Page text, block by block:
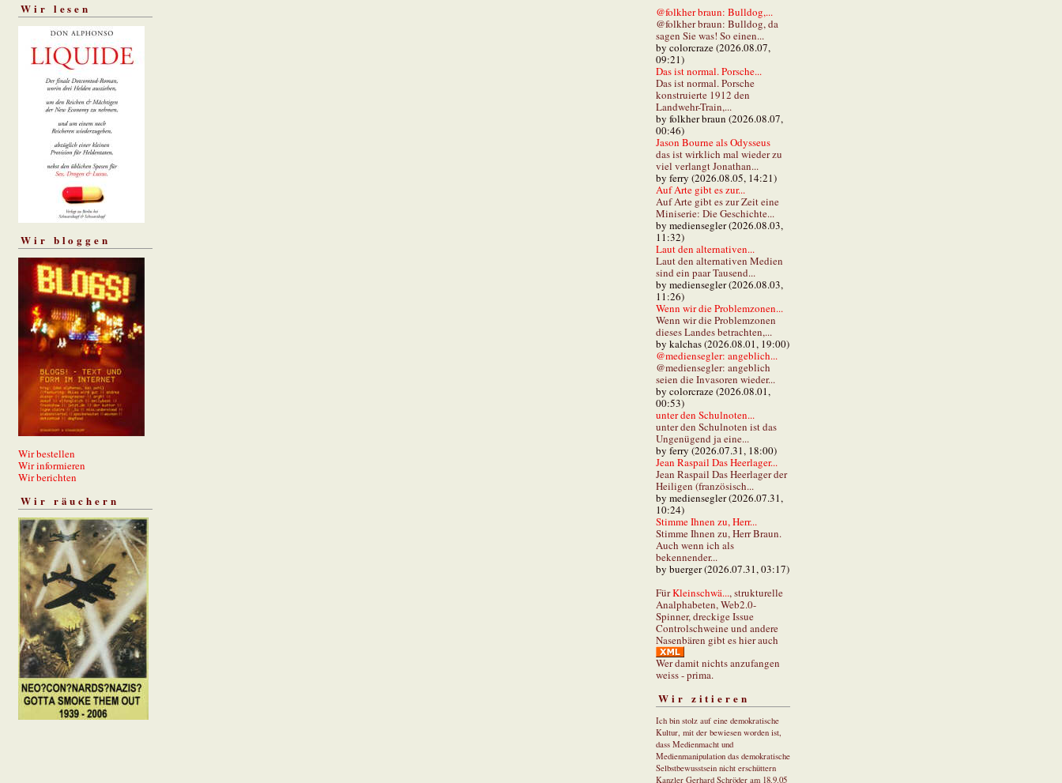
Wir lesen
Wir bloggen
Wir bestellen
Wir informieren
Wir berichten
Wir räuchern
@folkher braun: Bulldog,...
@folkher braun: Bulldog, da
sagen Sie was! So einen...
by colorcraze (2026.08.07,
09:21)
Das ist normal. Porsche...
Das ist normal. Porsche
konstruierte 1912 den
Landwehr-Train,...
by folkher braun (2026.08.07,
00:46)
Jason Bourne als Odysseus
das ist wirklich mal wieder zu
viel verlangt Jonathan...
by ferry (2026.08.05, 14:21)
Auf Arte gibt es zur...
Auf Arte gibt es zur Zeit eine
Miniserie: Die Geschichte...
by mediensegler (2026.08.03,
11:32)
Laut den alternativen...
Laut den alternativen Medien
sind ein paar Tausend...
by mediensegler (2026.08.03,
11:26)
Wenn wir die Problemzonen...
Wenn wir die Problemzonen
dieses Landes betrachten,...
by kalchas (2026.08.01, 19:00)
@mediensegler: angeblich...
@mediensegler: angeblich
seien die Invasoren wieder...
by colorcraze (2026.08.01,
00:53)
unter den Schulnoten...
unter den Schulnoten ist das
Ungenügend ja eine...
by ferry (2026.07.31, 18:00)
Jean Raspail Das Heerlager...
Jean Raspail Das Heerlager der
Heiligen (französisch...
by mediensegler (2026.07.31,
10:24)
Stimme Ihnen zu, Herr...
Stimme Ihnen zu, Herr Braun.
Auch wenn ich als
bekennender...
by buerger (2026.07.31, 03:17)
FürKleinschwä..., strukturelle
Analphabeten, Web2.0-
Spinner, dreckige Issue
Controlschweine und andere
Nasenbären gibt es hier auch
Wer damit nichts anzufangen
weiss - prima.
Wir zitieren
Ich bin stolz auf eine demokratische
Kultur, mit der bewiesen worden ist,
dass Medienmacht und
Medienmanipulation das demokratische
Selbstbewusstsein nicht erschüttern
Kanzler Gerhard Schröder am 18.9.05